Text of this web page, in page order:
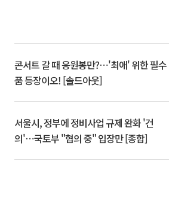
콘서트 갈 때 응원봉만?⋯'최애' 위한 필수
품 등장이오! [솔드아웃]
서울시, 정부에 정비사업 규제 완화 '건
의'⋯국토부 "협의 중" 입장만 [종합]